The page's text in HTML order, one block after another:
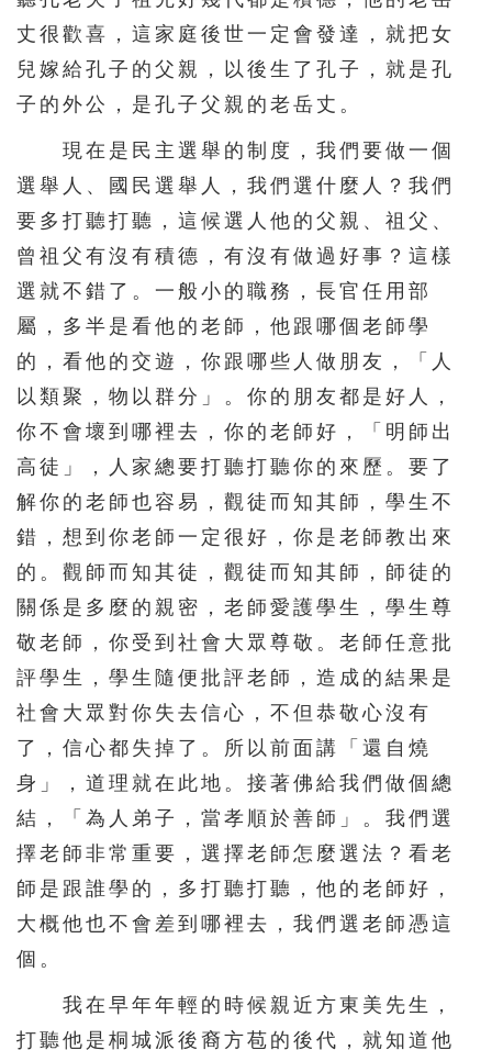
丈很歡喜，這家庭後世一定會發達，就把女
兒嫁給孔子的父親，以後生了孔子，就是孔
子的外公，是孔子父親的老岳丈。
現在是民主選舉的制度，我們要做一個
選舉人、國民選舉人，我們選什麼人？我們
要多打聽打聽，這候選人他的父親、祖父、
曾祖父有沒有積德，有沒有做過好事？這樣
選就不錯了。一般小的職務，長官任用部
屬，多半是看他的老師，他跟哪個老師學
的，看他的交遊，你跟哪些人做朋友，「人
以類聚，物以群分」。你的朋友都是好人，
你不會壞到哪裡去，你的老師好，「明師出
高徒」，人家總要打聽打聽你的來歷。要了
解你的老師也容易，觀徒而知其師，學生不
錯，想到你老師一定很好，你是老師教出來
的。觀師而知其徒，觀徒而知其師，師徒的
關係是多麼的親密，老師愛護學生，學生尊
敬老師，你受到社會大眾尊敬。老師任意批
評學生，學生隨便批評老師，造成的結果是
社會大眾對你失去信心，不但恭敬心沒有
了，信心都失掉了。所以前面講「還自燒
身」，道理就在此地。接著佛給我們做個總
結，「為人弟子，當孝順於善師」。我們選
擇老師非常重要，選擇老師怎麼選法？看老
師是跟誰學的，多打聽打聽，他的老師好，
大概他也不會差到哪裡去，我們選老師憑這
個。
我在早年年輕的時候親近方東美先生，
打聽他是桐城派後裔方苞的後代，就知道他